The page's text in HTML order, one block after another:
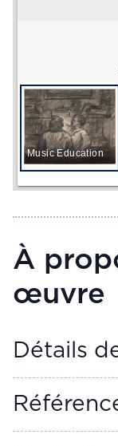
Music Education
À
œuvre
Détails